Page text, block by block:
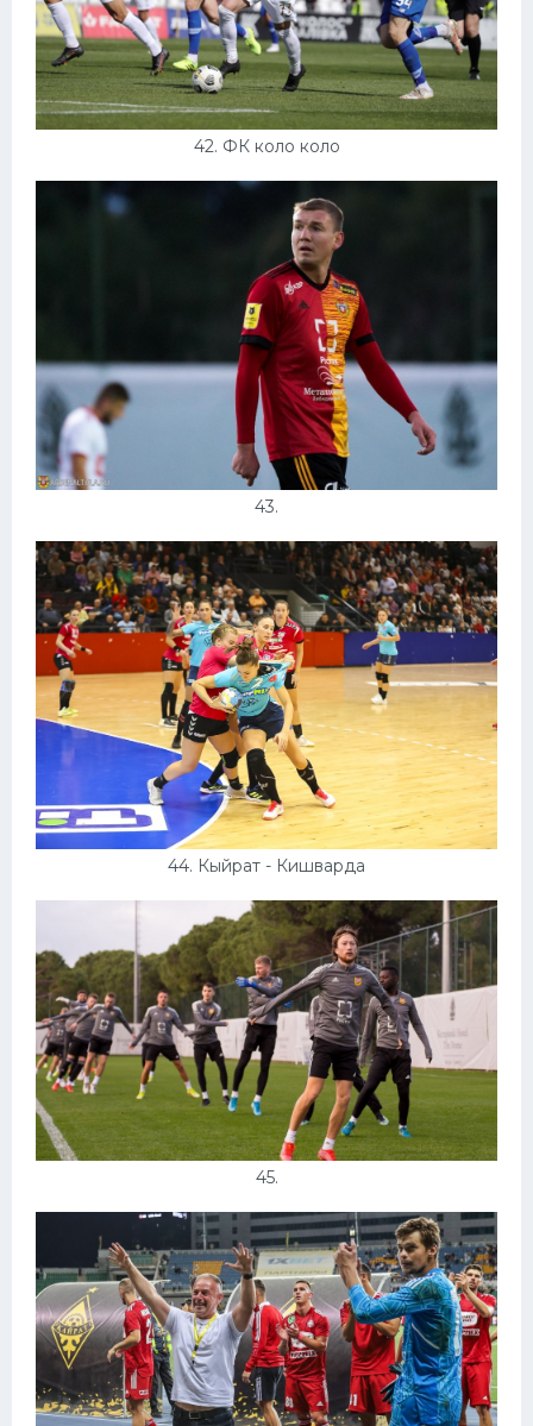
42. ФК коло коло
43.
44. Кыйрат - Кишварда
45.